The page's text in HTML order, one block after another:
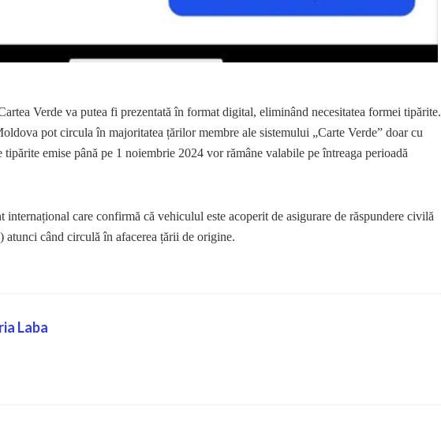
Verde va putea fi prezentată în format digital, eliminând necesitatea formei tipărite.
pot circula în majoritatea țărilor membre ale sistemului „Carte Verde” doar cu
emise până pe 1 noiembrie 2024 vor rămâne valabile pe întreaga perioadă
internațional care confirmă că vehiculul este acoperit de asigurare de răspundere civilă
când circulă în afacerea țării de origine.
Laba